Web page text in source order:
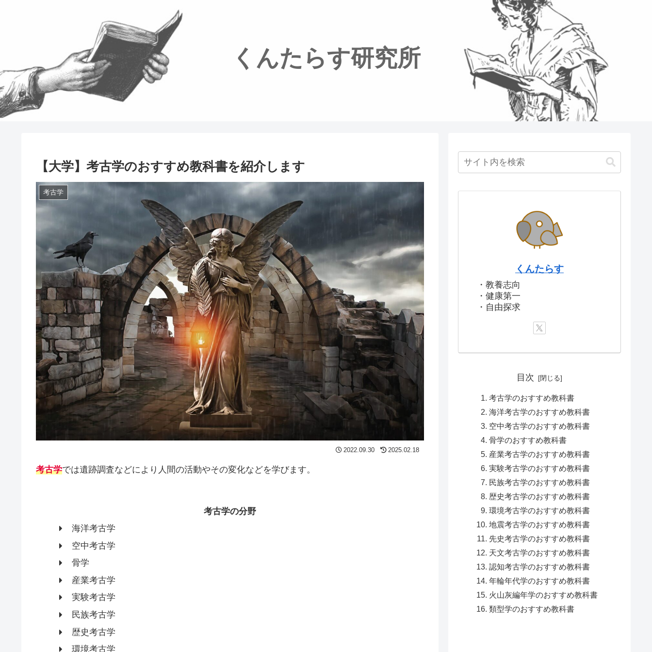
くんたらす研究所
【大学】考古学のおすすめ教科書を紹介します
考古学
2022.09.30 2025.02.18
考古学では遺跡調査などにより人間の活動やその変化などを学びます。
考古学の分野
海洋考古学
空中考古学
骨学
産業考古学
実験考古学
民族考古学
歴史考古学
環境考古学
くんたらす
・教養志向
・健康第一
・自由探求
目次
考古学のおすすめ教科書
海洋考古学のおすすめ教科書
空中考古学のおすすめ教科書
骨学のおすすめ教科書
産業考古学のおすすめ教科書
実験考古学のおすすめ教科書
民族考古学のおすすめ教科書
歴史考古学のおすすめ教科書
環境考古学のおすすめ教科書
地震考古学のおすすめ教科書
先史考古学のおすすめ教科書
天文考古学のおすすめ教科書
認知考古学のおすすめ教科書
年輪年代学のおすすめ教科書
火山灰編年学のおすすめ教科書
類型学のおすすめ教科書